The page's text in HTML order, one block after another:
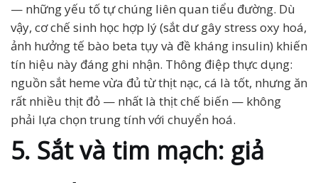
— những yếu tố tự chúng liên quan tiểu đường. Dù
vậy, cơ chế sinh học hợp lý (sắt dư gây stress oxy hoá,
ảnh hưởng tế bào beta tụy và đề kháng insulin) khiến
tín hiệu này đáng ghi nhận. Thông điệp thực dụng:
nguồn sắt heme vừa đủ từ thịt nạc, cá là tốt, nhưng ăn
rất nhiều thịt đỏ — nhất là thịt chế biến — không
phải lựa chọn trung tính với chuyển hoá.
5. Sắt và tim mạch: giả